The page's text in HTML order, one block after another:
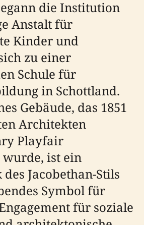
die Institution
Anstalt für
Kinder und
zu einer
Schule für
in Schottland.
Gebäude, das 1851
Architekten
Playfair
ist ein
Jacobethan-Stils
Symbol für
für soziale